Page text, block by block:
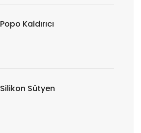
Popo Kaldırıcı
Silikon Sütyen